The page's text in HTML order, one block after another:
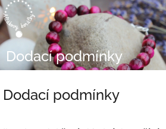
Přejít
na
obsah
Dodací podmínky
Dodací podmínky